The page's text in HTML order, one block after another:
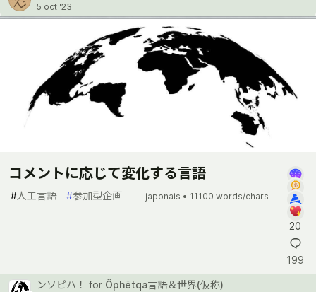
5 oct '23
コメントに応じて変化する言語
#人工言語 #参加型企画 japonais • 11100 words/chars
20
199
ンソピハ！ for Öphëtqa言語＆世界(仮称)